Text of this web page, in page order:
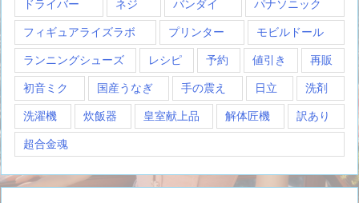
ドライバー ネジ バンダイ パナソニック
フィギュアライズラボ プリンター モビルドール
ランニングシューズ レシピ 予約 値引き 再販
初音ミク 国産うなぎ 手の震え 日立 洗剤
洗濯機 炊飯器 皇室献上品 解体匠機 訳あり
超合金魂